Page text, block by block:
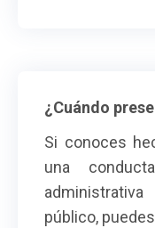
¿Cuándo
Si conoces
una
público,